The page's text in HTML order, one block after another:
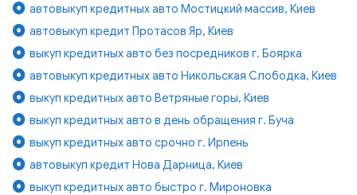
автовыкуп кредитных авто Мостицкий массив, Киев
автовыкуп кредит Протасов Яр, Киев
выкуп кредитных авто без посредников г. Боярка
автовыкуп кредитных авто Никольская Слободка, Киев
выкуп кредитных авто Ветряные горы, Киев
выкуп кредитных авто в день обращения г. Буча
выкуп кредитных авто срочно г. Ирпень
автовыкуп кредит Нова Дарница, Киев
выкуп кредитных авто быстро г. Мироновка